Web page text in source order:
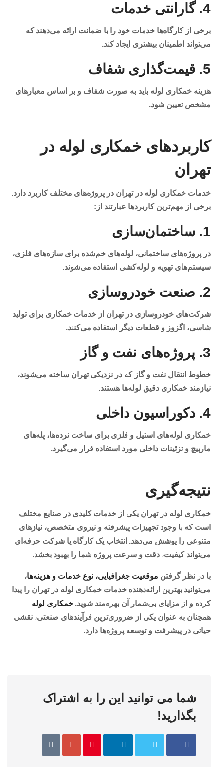
4. گارانتی خدمات
برخی از کارگاه‌ها خدمات خود را با ضمانت ارائه می‌دهند که
می‌تواند اطمینان بیشتری ایجاد کند.
5. قیمت‌گذاری شفاف
هزینه خمکاری لوله باید به صورت شفاف و بر اساس معیارهای
مشخص تعیین شود.
کاربردهای خمکاری لوله در
تهران
خدمات خمکاری لوله در تهران در پروژه‌های مختلف کاربرد دارد.
برخی از مهم‌ترین کاربردها عبارتند از:
1. ساختمان‌سازی
در پروژه‌های ساختمانی، لوله‌های خم‌شده برای سازه‌های فلزی،
سیستم‌های تهویه و لوله‌کشی استفاده می‌شوند.
2. صنعت خودروسازی
شرکت‌های خودروسازی در تهران از خدمات خمکاری برای تولید
شاسی، اگزوز و قطعات دیگر استفاده می‌کنند.
3. پروژه‌های نفت و گاز
خطوط انتقال نفت و گاز که در نزدیکی تهران ساخته می‌شوند،
نیازمند خمکاری دقیق لوله‌ها هستند.
4. دکوراسیون داخلی
خمکاری لوله‌های استیل و فلزی برای ساخت نرده‌ها، پله‌های
مارپیچ و تزئینات داخلی مورد استفاده قرار می‌گیرد.
نتیجه‌گیری
خمکاری لوله در تهران یکی از خدمات کلیدی در صنایع مختلف
است که با وجود تجهیزات پیشرفته و نیروی متخصص، نیازهای
متنوعی را پوشش می‌دهد. انتخاب یک کارگاه یا شرکت حرفه‌ای
می‌تواند کیفیت، دقت و سرعت پروژه شما را بهبود بخشد.
با در نظر گرفتن موقعیت جغرافیایی، نوع خدمات و هزینه‌ها،
می‌توانید بهترین ارائه‌دهنده خدمات خمکاری لوله در تهران را پیدا
کرده و از مزایای بی‌شمار آن بهره‌مند شوید. خمکاری لوله
همچنان به عنوان یکی از ضروری‌ترین فرآیندهای صنعتی، نقشی
حیاتی در پیشرفت و توسعه پروژه‌ها دارد.
شما می توانید این را به اشتراک
بگذارید!